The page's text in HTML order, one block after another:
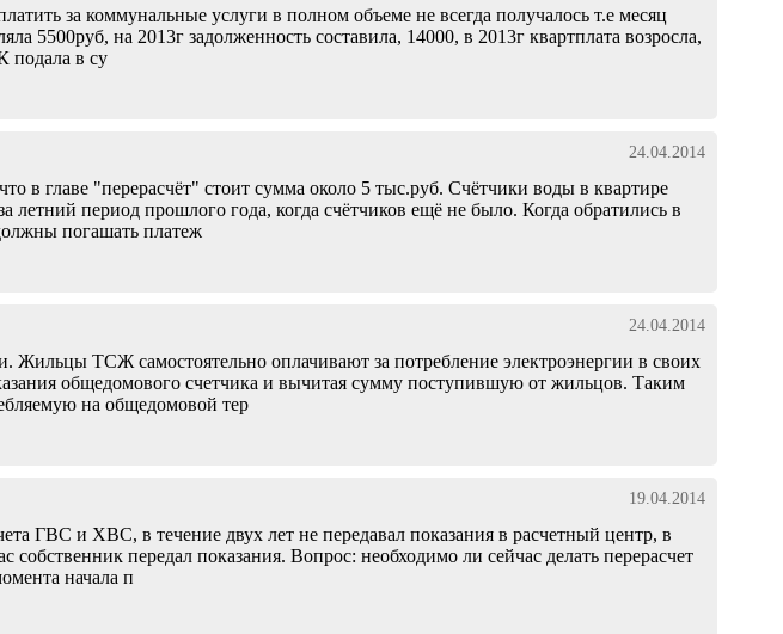
за коммунальные услуги в полном объеме не всегда получалось т.е месяц
5500руб, на 2013г задолженность составила, 14000, в 2013г квартплата возросла,
подала в су
24.04.2014
в главе "перерасчёт" стоит сумма около 5 тыс.руб. Счётчики воды в квартире
летний период прошлого года, когда счётчиков ещё не было. Когда обратились в
погашать платеж
24.04.2014
Жильцы ТСЖ самостоятельно оплачивают за потребление электроэнергии в своих
общедомового счетчика и вычитая сумму поступившую от жильцов. Таким
на общедомовой тер
19.04.2014
ГВС и ХВС, в течение двух лет не передавал показания в расчетный центр, в
собственник передал показания. Вопрос: необходимо ли сейчас делать перерасчет
начала п